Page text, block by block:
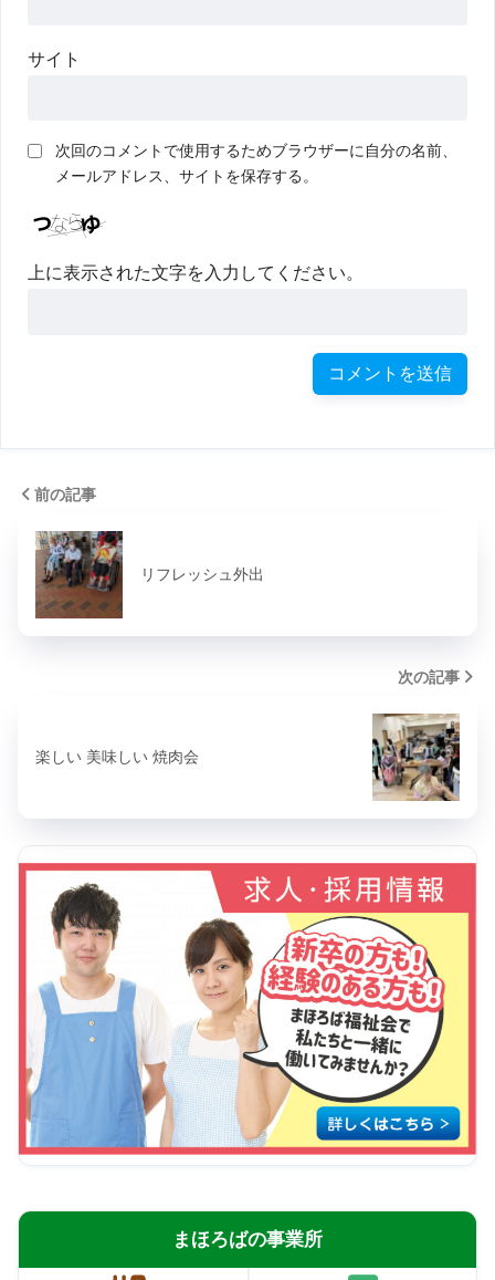
サイト
次回のコメントで使用するためブラウザーに自分の名前、
メールアドレス、サイトを保存する。
上に表示された文字を入力してください。
前の記事
リフレッシュ外出
次の記事
楽しい 美味しい 焼肉会
まほろばの事業所